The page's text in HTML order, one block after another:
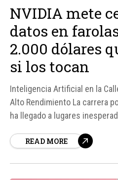
NVIDIA mete
datos en
2.000 dólares
si los tocan
Inteligencia Artificial en la
Alto Rendimiento La carrera
ha llegado a lugares
busca llevar esta tecnología a
READ MORE